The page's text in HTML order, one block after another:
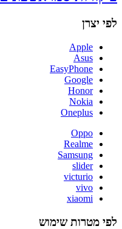
לפי יצרן
Apple
Asus
EasyPhone
Google
Honor
Nokia
Oneplus
Oppo
Realme
Samsung
slider
victurio
vivo
xiaomi
לפי מטרות שימוש